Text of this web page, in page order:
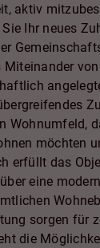
aktiv
Ihr neues
Miteinander
Wohnumfeld,
möchten
erfüllt das
eine
sorgen für
die